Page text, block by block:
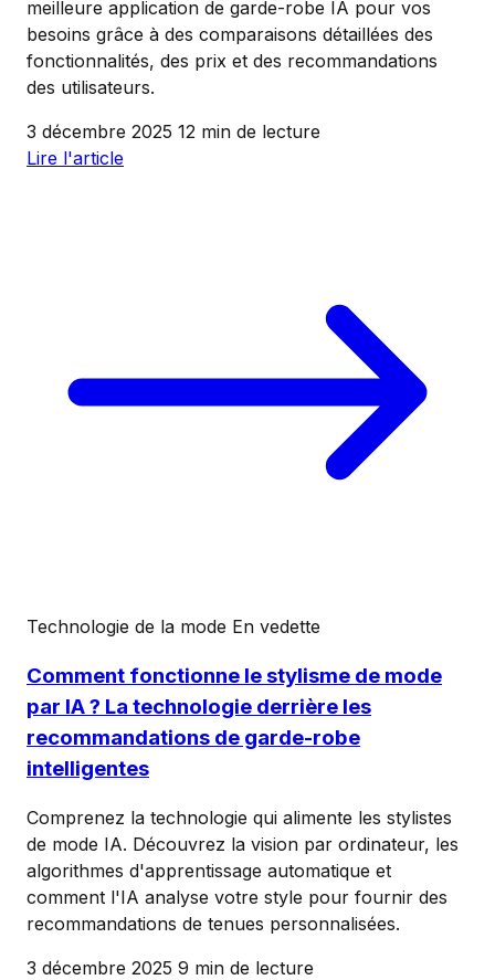
meilleure application de garde-robe IA pour vos
besoins grâce à des comparaisons détaillées des
fonctionnalités, des prix et des recommandations
des utilisateurs.
3 décembre 2025 12 min de lecture
Lire l'article
Technologie de la mode En vedette
Comment fonctionne le stylisme de mode
par IA ? La technologie derrière les
recommandations de garde-robe
intelligentes
Comprenez la technologie qui alimente les stylistes
de mode IA. Découvrez la vision par ordinateur, les
algorithmes d'apprentissage automatique et
comment l'IA analyse votre style pour fournir des
recommandations de tenues personnalisées.
3 décembre 2025 9 min de lecture